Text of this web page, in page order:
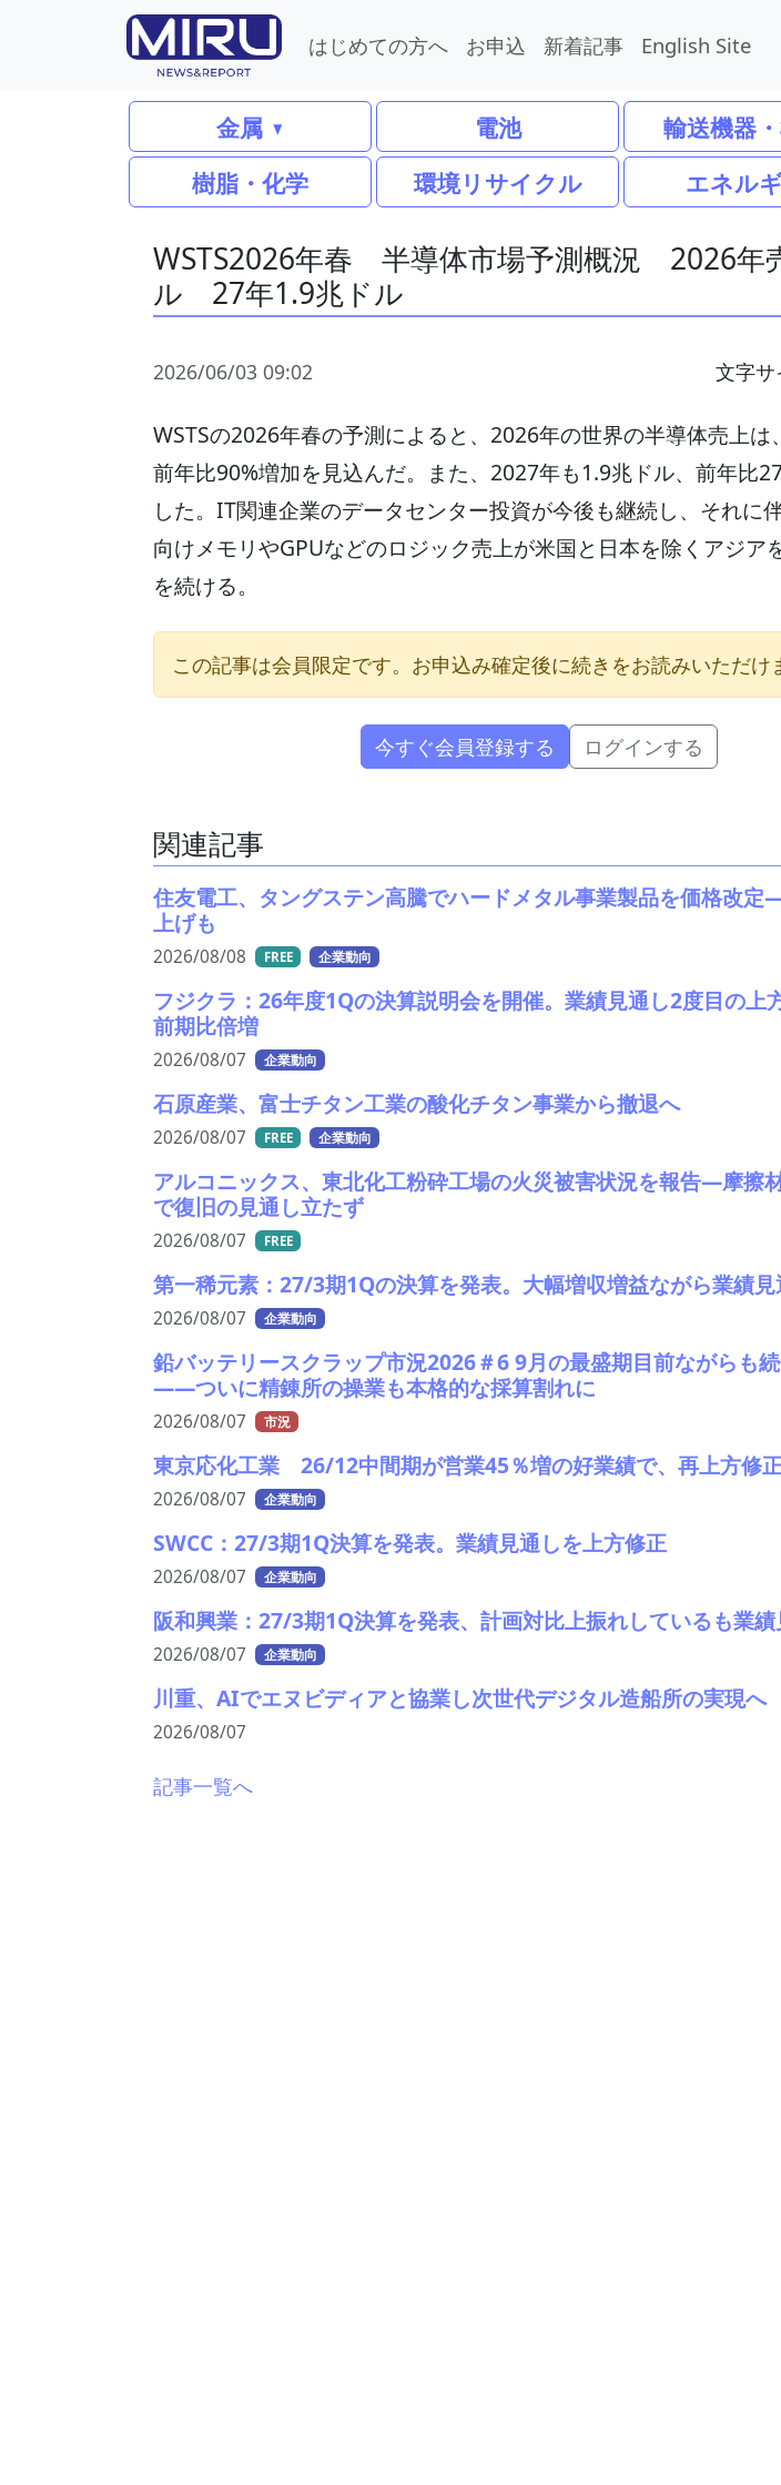
はじめての方へ お申込 新着記事 English Site
金属 電池 輸送機器
樹脂・化学
環境リサイクル エネル
WSTS2026年春 半導体市場予測概況 2026年
ル 27年1.9兆ドル
2026/06/03 09:02 文字サ
WSTSの2026年春の予測によると、2026年の世界の半導体売上は
前年比90%増加を見込んだ。また、2027年も1.9兆ドル、前年比
した。IT関連企業のデータセンター投資が今後も継続し、それに
向けメモリやGPUなどのロジック売上が米国と日本を除くアジア
を続ける。
この記事は会員限定です。お申込み確定後に続きをお読みいただけ
今すぐ会員登録する ログインする
関連記事
住友電工、タングステン高騰でハードメタル事業製品を価格改
上げも
2026/08/08 FREE 企業動向
フジクラ：26年度1Qの決算説明会を開催。業績見通し2度目の上
前期比倍増
2026/08/07 企業動向
石原産業、富士チタン工業の酸化チタン事業から撤退へ
2026/08/07 FREE 企業動向
アルコニックス、東北化工粉砕工場の火災被害状況を報告―摩擦
で復旧の見通し立たず
2026/08/07 FREE
第一稀元素：27/3期1Qの決算を発表。大幅増収増益ながら業績見
2026/08/07 企業動向
鉛バッテリースクラップ市況2026＃6 9月の最盛期目前ながらも
――ついに精錬所の操業も本格的な採算割れに
2026/08/07 市況
東京応化工業 26/12中間期が営業45％増の好業績で、再上方修
2026/08/07 企業動向
SWCC：27/3期1Q決算を発表。業績見通しを上方修正
2026/08/07 企業動向
阪和興業：27/3期1Q決算を発表、計画対比上振れしているも業績
2026/08/07 企業動向
川重、AIでエヌビディアと協業し次世代デジタル造船所の実現へ
2026/08/07
記事一覧へ